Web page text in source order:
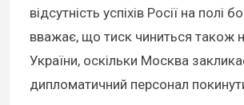
відсутність успіхів Росії на полі
вважає, що тиск чиниться також
України, оскільки Москва
дипломатичний персонал